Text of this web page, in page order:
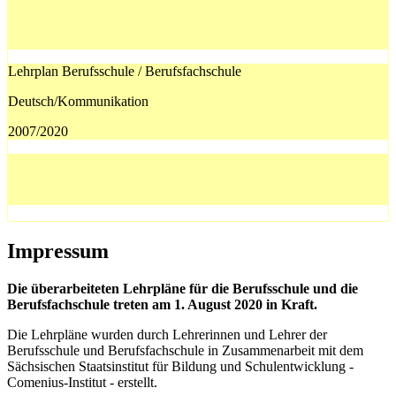
Lehrplan Berufsschule / Berufsfachschule
Deutsch/Kommunikation
2007/2020
Impressum
Die überarbeiteten Lehrpläne für die Berufsschule und die
Berufsfachschule treten am 1. August 2020 in Kraft.
Die Lehrpläne wurden durch Lehrerinnen und Lehrer der
Berufsschule und Berufsfachschule in Zusammenarbeit mit dem
Sächsischen Staatsinstitut für Bildung und Schulentwicklung -
Comenius-Institut - erstellt.